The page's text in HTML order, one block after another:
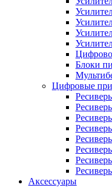
Блоки
Цифровые
Аксессуары